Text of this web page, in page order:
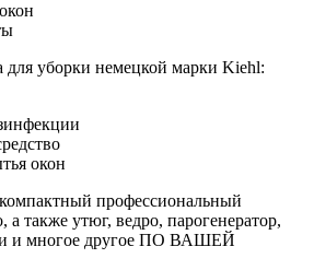
для уборки немецкой марки Kiehl:
окон
профессиональный
также утюг, ведро, парогенератор,
и многое другое ПО ВАШЕЙ